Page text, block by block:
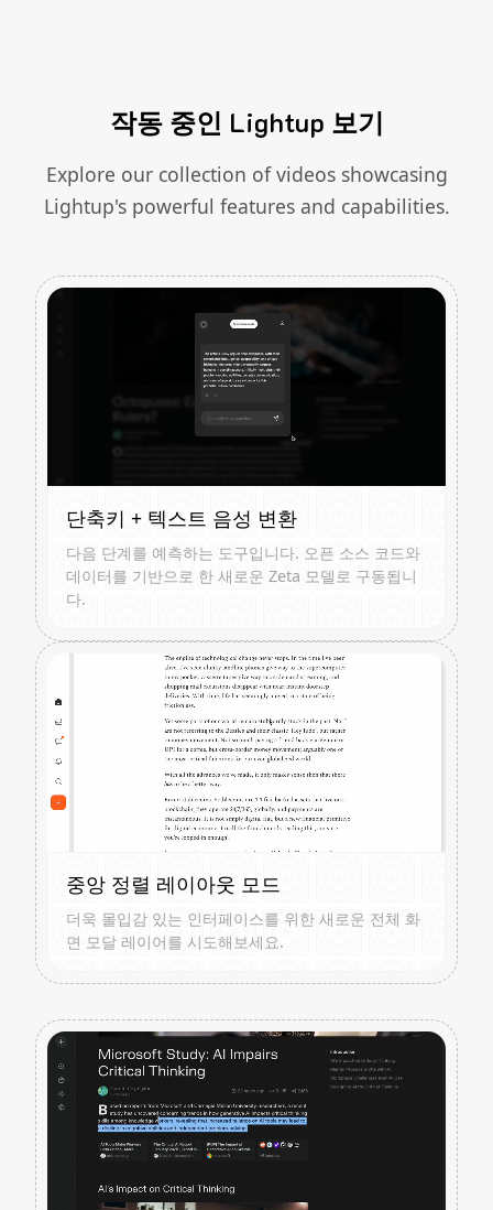
작동 중인 Lightup 보기
Explore our collection of videos showcasing
Lightup's powerful features and capabilities.
단축키 + 텍스트 음성 변환
다음 단계를 예측하는 도구입니다. 오픈 소스 코드와
데이터를 기반으로 한 새로운 Zeta 모델로 구동됩니
다.
중앙 정렬 레이아웃 모드
더욱 몰입감 있는 인터페이스를 위한 새로운 전체 화
면 모달 레이어를 시도해보세요.